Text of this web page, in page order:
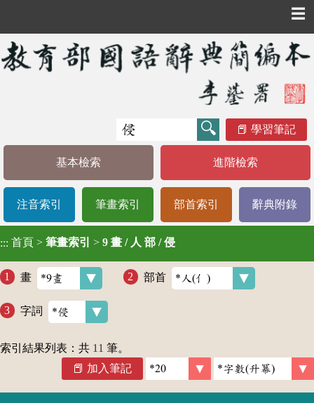
☰
學習筆記
基本檢索 進階檢索
注音索引 筆畫索引 部首索引 辭典附錄
::: 首頁 > 筆畫索引 > 9 畫 / 人 部 / 侵
畫 部首
字詞
索引結果列表：共 11 筆。
加入筆記